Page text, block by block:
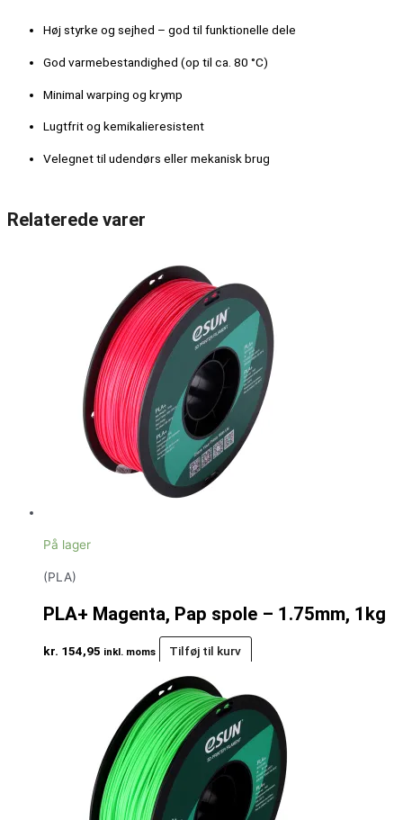
Høj styrke og sejhed – god til funktionelle dele
God varmebestandighed (op til ca. 80 °C)
Minimal warping og krymp
Lugtfrit og kemikalieresistent
Velegnet til udendørs eller mekanisk brug
Relaterede varer
På lager
(PLA)
PLA+ Magenta, Pap spole – 1.75mm, 1kg
kr. 154,95 inkl. moms Tilføj til kurv